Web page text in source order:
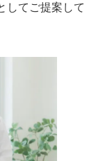
してご提案して